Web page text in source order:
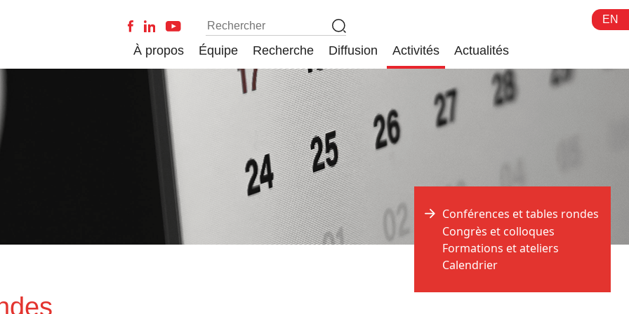
EN
À propos Équipe Recherche Diffusion Activités Actualités
Conférences et tables rondes
Congrès et colloques
Formations et ateliers
Calendrier